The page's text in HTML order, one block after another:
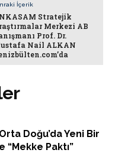
Doğu’da Yeni Bir
Paktı”
İçerik
Stratejik
Merkezi AB
Prof. Dr.
Nail ALKAN